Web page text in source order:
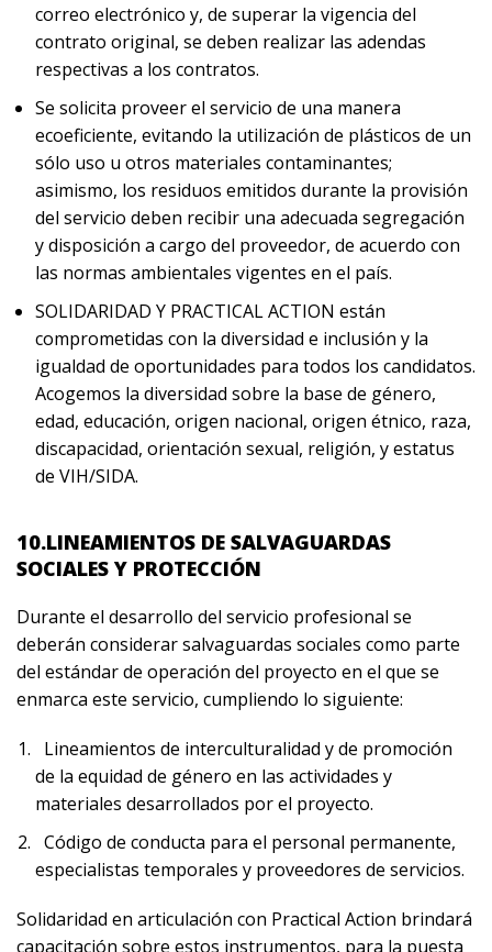
correo electrónico y, de superar la vigencia del
contrato original, se deben realizar las adendas
respectivas a los contratos.
Se solicita proveer el servicio de una manera
ecoeficiente, evitando la utilización de plásticos de un
sólo uso u otros materiales contaminantes;
asimismo, los residuos emitidos durante la provisión
del servicio deben recibir una adecuada segregación
y disposición a cargo del proveedor, de acuerdo con
las normas ambientales vigentes en el país.
SOLIDARIDAD Y PRACTICAL ACTION están
comprometidas con la diversidad e inclusión y la
igualdad de oportunidades para todos los candidatos.
Acogemos la diversidad sobre la base de género,
edad, educación, origen nacional, origen étnico, raza,
discapacidad, orientación sexual, religión, y estatus
de VIH/SIDA.
10.LINEAMIENTOS DE SALVAGUARDAS
SOCIALES Y PROTECCIÓN
Durante el desarrollo del servicio profesional se
deberán considerar salvaguardas sociales como parte
del estándar de operación del proyecto en el que se
enmarca este servicio, cumpliendo lo siguiente:
Lineamientos de interculturalidad y de promoción
de la equidad de género en las actividades y
materiales desarrollados por el proyecto.
Código de conducta para el personal permanente,
especialistas temporales y proveedores de servicios.
Solidaridad en articulación con Practical Action brindará
capacitación sobre estos instrumentos, para la puesta